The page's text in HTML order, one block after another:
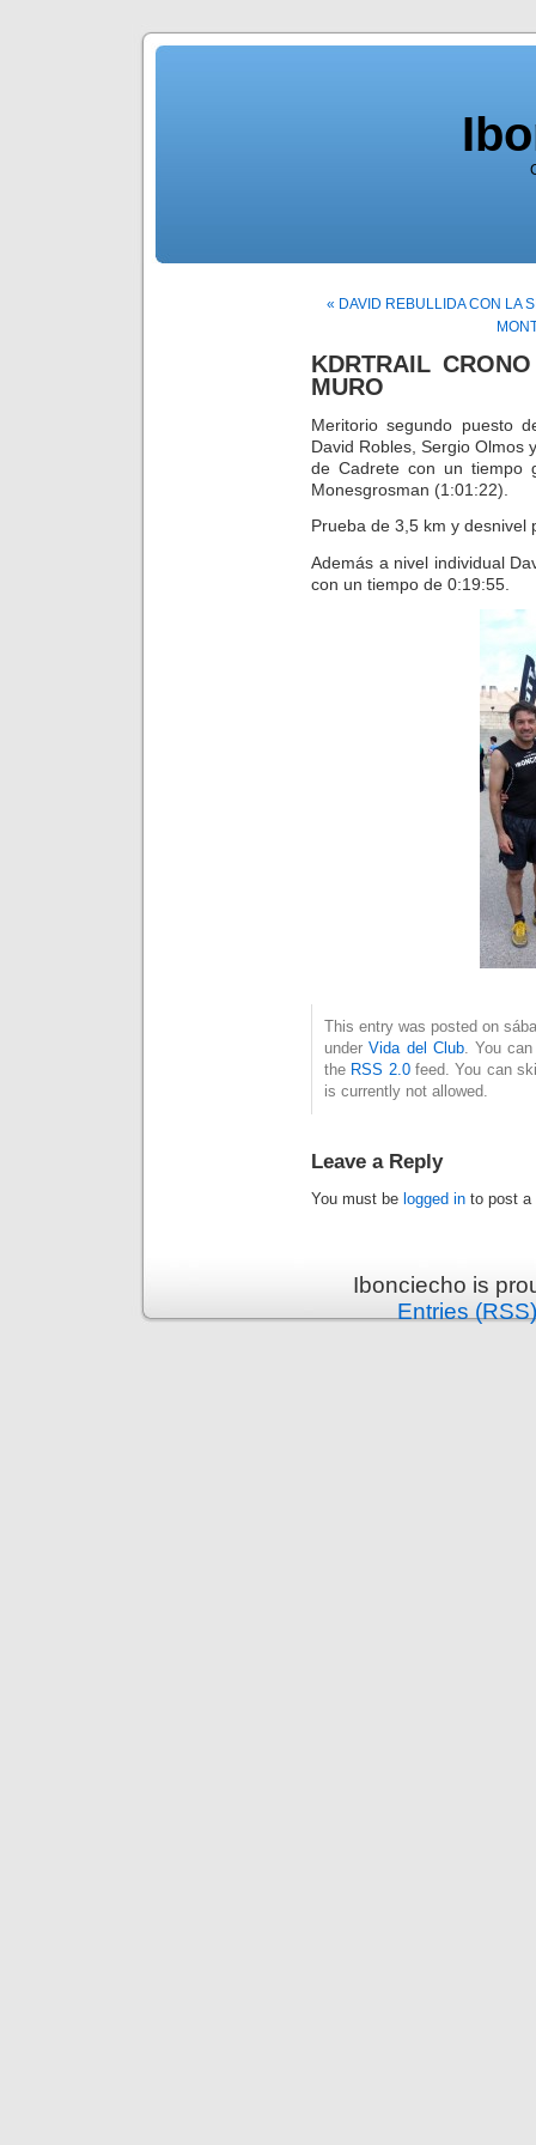
« DAVID REBULLIDA CON LA
KDRTRAIL
MURO
Meritorio segundo puesto
David Robles, Sergio Olmos
de Cadrete con un tiempo
Monesgrosman (1:01:22).
Prueba de 3,5 km y desnivel
Además a nivel individual
con un tiempo de 0:19:55.
This entry was posted on
underVida del Club. You
the RSS 2.0feed. You can
is currently not allowed.
Leave a Reply
You must be logged in to post a
Ibonciecho is
Entries (RSS)